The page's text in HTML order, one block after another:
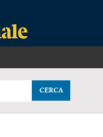
CERCA